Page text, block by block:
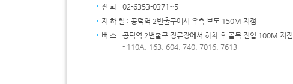
전 화 : 02-6353-0371~5
지 하 철 : 공덕역 2번출구에서 우측 보도 150M 지점
버 스 : 공덕역 2번출구 정류장에서 하차 후 골목 진입 100M 지점
- 110A, 163, 604, 740, 7016, 7613